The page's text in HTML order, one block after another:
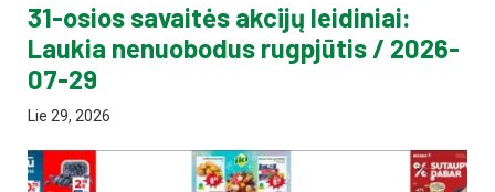
31-osios savaitės akcijų leidiniai:
Laukia nenuobodus rugpjūtis / 2026-
07-29
Lie 29, 2026